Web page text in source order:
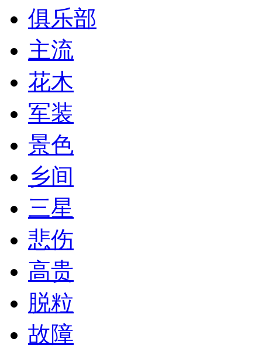
俱乐部
主流
花木
军装
景色
乡间
三星
悲伤
高贵
脱粒
故障